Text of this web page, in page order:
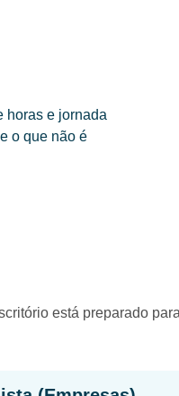
horas e jornada
o que não é
está preparado